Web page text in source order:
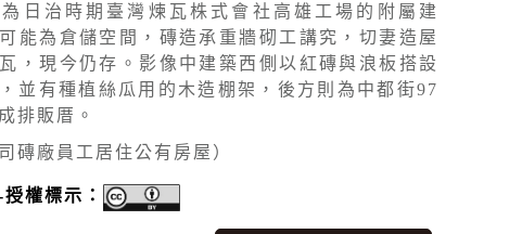
日治時期臺灣煉瓦株式會社高雄工場的附屬建
能為倉儲空間，磚造承重牆砌工講究，切妻造屋
瓦，現今仍存。影像中建築西側以紅磚與浪板搭設
並有種植絲瓜用的木造棚架，後方則為中都街97
排販厝。
磚廠員工居住公有房屋）
權標示：